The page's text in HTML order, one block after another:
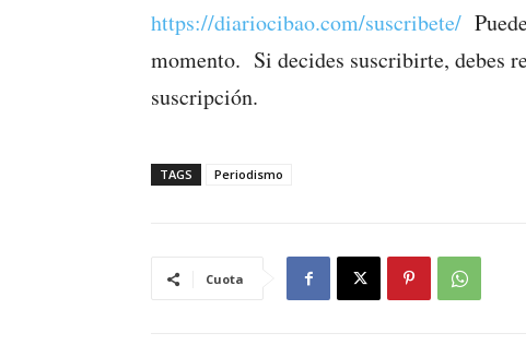
https://diariocibao.com/suscribete/
momento. Si decides suscribirte, debes
suscripción.
TAGS Periodismo
Cuota